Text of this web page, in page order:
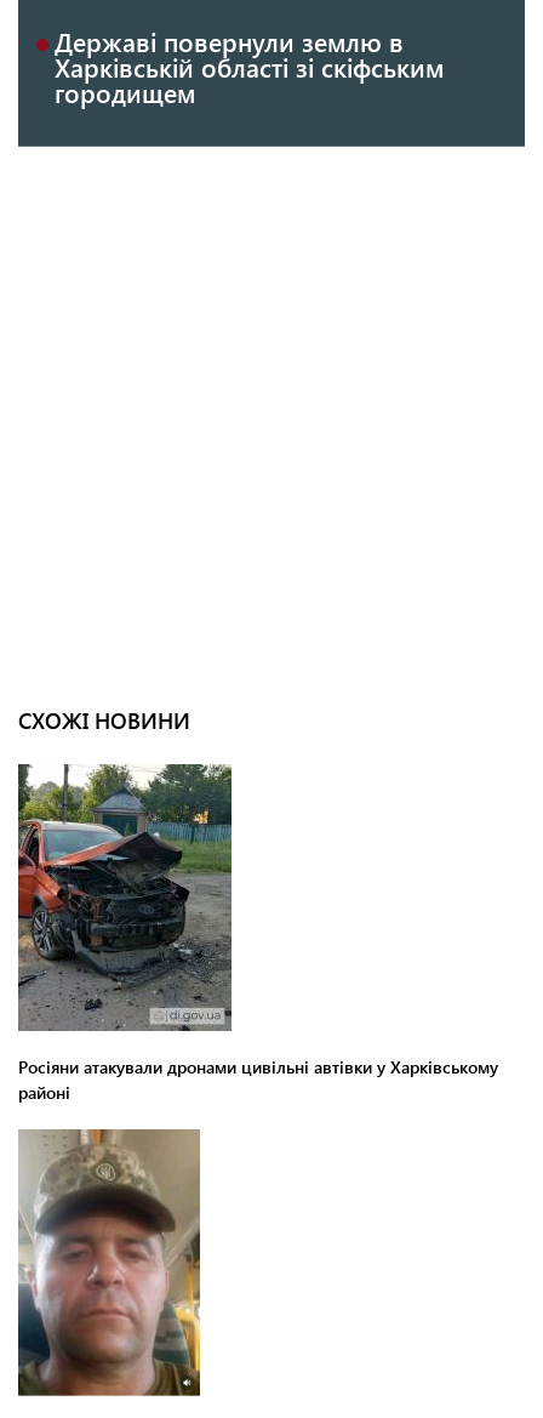
Державі повернули землю в
Харківській області зі скіфським
городищем
СХОЖІ НОВИНИ
Росіяни атакували дронами цивільні автівки у Харківському
районі